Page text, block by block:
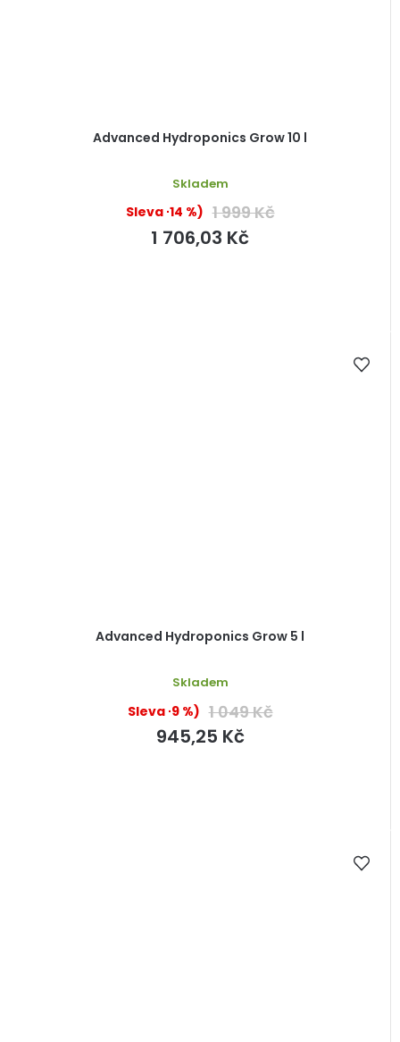
Advanced Hydroponics Grow 10 l
Skladem
(–14 %) 1 999 Kč
1 706,03 Kč
Advanced Hydroponics Grow 5 l
Skladem
(–9 %) 1 049 Kč
945,25 Kč